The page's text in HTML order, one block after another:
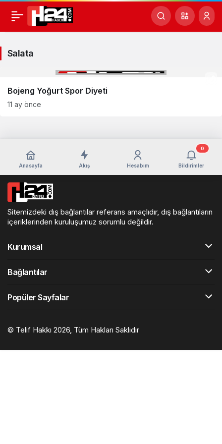
Salata
Haberleri
Salata
Bojeng Yoğurt Spor Diyeti
11 ay önce
Anasayfa Akış Hesabım Bildirimler
0
Sitemizdeki dış bağlantılar referans amaçlıdır, dış bağlantıların
içeriklerinden kuruluşumuz sorumlu değildir.
Kurumsal
Bağlantılar
Popüler Sayfalar
© Telif Hakkı 2026, Tüm Hakları Saklıdır